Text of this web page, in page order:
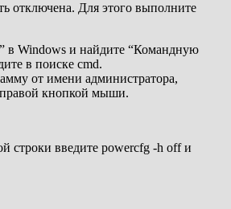
отключена. Для этого выполните
в Windows и найдите “Командную
в поиске cmd.
от имени администратора,
кнопкой мыши.
строки введите powercfg -h off и